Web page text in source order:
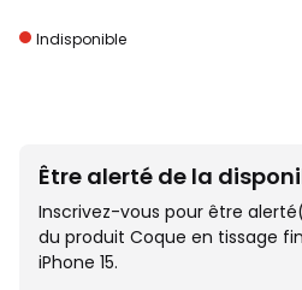
Indisponible
Être alerté de la
Inscrivez-vous pour être
du produit Coque en tissage
iPhone 15.